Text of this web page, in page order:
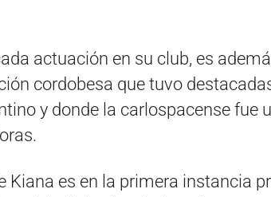
actuación en su club, es
cordobesa que tuvo
y donde la carlospacense fue
Kiana es en la primera instancia